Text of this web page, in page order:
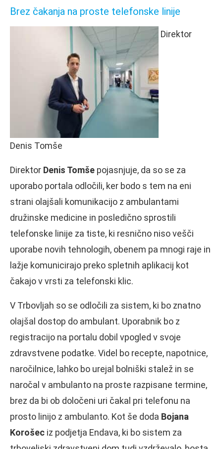
Brez čakanja na proste telefonske linije
Direktor
Denis Tomše
Direktor Denis Tomše pojasnjuje, da so se za
uporabo portala odločili, ker bodo s tem na eni
strani olajšali komunikacijo z ambulantami
družinske medicine in posledično sprostili
telefonske linije za tiste, ki resnično niso vešči
uporabe novih tehnologih, obenem pa mnogi raje in
lažje komunicirajo preko spletnih aplikacij kot
čakajo v vrsti za telefonski klic.
V Trbovljah so se odločili za sistem, ki bo znatno
olajšal dostop do ambulant. Uporabnik bo z
registracijo na portalu dobil vpogled v svoje
zdravstvene podatke. Videl bo recepte, napotnice,
naročilnice, lahko bo urejal bolniški stalež in se
naročal v ambulanto na proste razpisane termine,
brez da bi ob določeni uri čakal pri telefonu na
prosto linijo z ambulanto. Kot še doda Bojana
Korošec iz podjetja Endava, ki bo sistem za